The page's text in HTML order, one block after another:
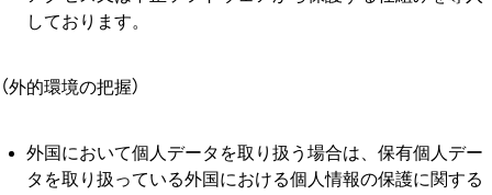
しております。
（外的環境の把握）
外国において個人データを取り扱う場合は、保有個⼈デー
タを取り扱っている外国における個⼈情報の保護に関する